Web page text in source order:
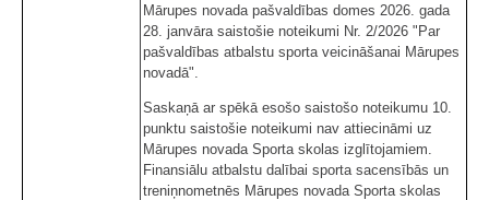
Mārupes novada pašvaldības domes 2026. gada
28. janvāra saistošie noteikumi Nr. 2/2026 "Par
pašvaldības atbalstu sporta veicināšanai Mārupes
novadā".
Saskaņā ar spēkā esošo saistošo noteikumu 10.
punktu saistošie noteikumi nav attiecināmi uz
Mārupes novada Sporta skolas izglītojamiem.
Finansiālu atbalstu dalībai sporta sacensībās un
treniņnometnēs Mārupes novada Sporta skolas